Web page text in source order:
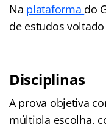
Na plataforma do
de estudos
Disciplinas
A prova objetiva
múltipla escolha,